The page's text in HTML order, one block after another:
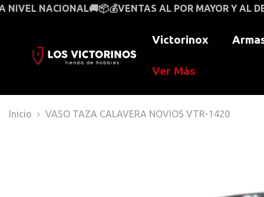
SALTAR AL CONTENIDO
VENTAS AL POR MAYOR Y AL DETAL🚚💰📦PAGO
Victorinox
Ver Más
Inicio VASO TAZA CALAVERA NOVIOS VTR-1420